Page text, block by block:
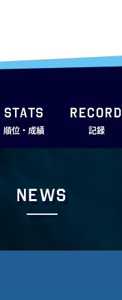
STATS
順位・成績
RECORD
記録
News